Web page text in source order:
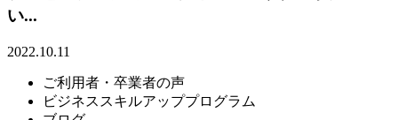
い...
2022.10.11
ご利用者・卒業者の声
ビジネススキルアッププログラム